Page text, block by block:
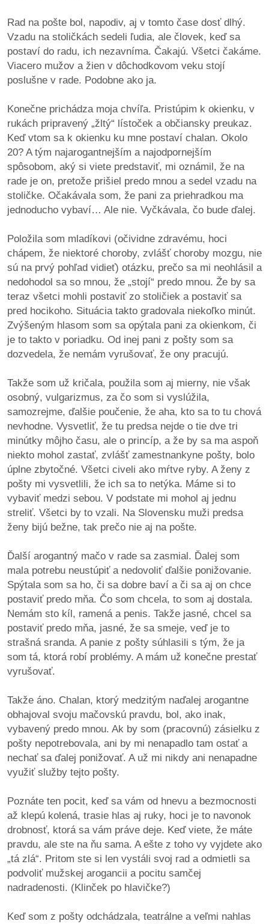
vychádzky
/
knihy
/
o
nás
podpora
podporte
nás
podporili
nás
autorské
zázemie
kontaktujte
nás
Rad na pošte bol, napodiv, aj v tomto čase dosť dlhý.
Vzadu na stoličkách sedeli ľudia, ale človek, keď sa
postaví do radu, ich nezavníma. Čakajú. Všetci čakáme.
Viacero mužov a žien v dôchodkovom veku stojí
poslušne v rade. Podobne ako ja.
Konečne prichádza moja chvíľa. Pristúpim k okienku, v
rukách pripravený „žltý“ lístoček a občiansky preukaz.
Keď vtom sa k okienku ku mne postaví chalan. Okolo
20? A tým najarogantnejším a najodpornejším
spôsobom, aký si viete predstaviť, mi oznámil, že na
rade je on, pretože prišiel predo mnou a sedel vzadu na
stoličke. Očakávala som, že pani za priehradkou ma
jednoducho vybaví… Ale nie. Vyčkávala, čo bude ďalej.
Položila som mladíkovi (očividne zdravému, hoci
chápem, že niektoré choroby, zvlášť choroby mozgu, nie
sú na prvý pohľad vidieť) otázku, prečo sa mi neohlásil a
nedohodol sa so mnou, že „stojí“ predo mnou. Že by sa
teraz všetci mohli postaviť zo stoličiek a postaviť sa
pred hocikoho. Situácia takto gradovala niekoľko minút.
Zvýšeným hlasom som sa opýtala pani za okienkom, či
je to takto v poriadku. Od inej pani z pošty som sa
dozvedela, že nemám vyrušovať, že ony pracujú.
Takže som už kričala, použila som aj mierny, nie však
osobný, vulgarizmus, za čo som si vyslúžila,
samozrejme, ďalšie poučenie, že aha, kto sa to tu chová
nevhodne. Vysvetliť, že tu predsa nejde o tie dve tri
minútky môjho času, ale o princíp, a že by sa ma aspoň
niekto mohol zastať, zvlášť zamestnankyne pošty, bolo
úplne zbytočné. Všetci civeli ako mŕtve ryby. A ženy z
pošty mi vysvetlili, že ich sa to netýka. Máme si to
vybaviť medzi sebou. V podstate mi mohol aj jednu
streliť. Všetci by to vzali. Na Slovensku muži predsa
ženy bijú bežne, tak prečo nie aj na pošte.
Ďalší arogantný mačo v rade sa zasmial. Ďalej som
mala potrebu neustúpiť a nedovoliť ďalšie ponižovanie.
Spýtala som sa ho, či sa dobre baví a či sa aj on chce
postaviť predo mňa. Čo som chcela, to som aj dostala.
Nemám sto kíl, ramená a penis. Takže jasné, chcel sa
postaviť predo mňa, jasné, že sa smeje, veď je to
strašná sranda. A panie z pošty súhlasili s tým, že ja
som tá, ktorá robí problémy. A mám už konečne prestať
vyrušovať.
Takže áno. Chalan, ktorý medzitým naďalej arogantne
obhajoval svoju mačovskú pravdu, bol, ako inak,
vybavený predo mnou. Ak by som (pracovnú) zásielku z
pošty nepotrebovala, ani by mi nenapadlo tam ostať a
nechať sa ďalej ponižovať. A už mi nikdy ani nenapadne
využiť služby tejto pošty.
Poznáte ten pocit, keď sa vám od hnevu a bezmocnosti
až klepú kolená, trasie hlas aj ruky, hoci je to navonok
drobnosť, ktorá sa vám práve deje. Keď viete, že máte
pravdu, ale ste na ňu sama. A ešte z toho vy vyjdete ako
„tá zlá“. Pritom ste si len vystáli svoj rad a odmietli sa
podvoliť mužskej arogancii a pocitu samčej
nadradenosti. (Klinček po hlavičke?)
Keď som z pošty odchádzala, teatrálne a veľmi nahlas